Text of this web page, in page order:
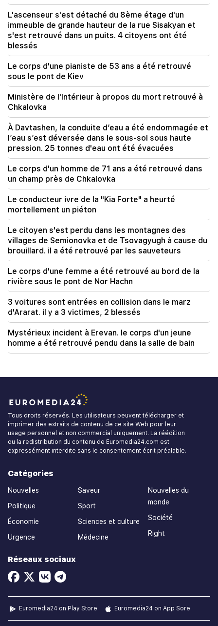
signes du zodiaque deviendront riches fin août
19:36
Un grand incendie dans l'un des immeubles de
grande hauteur de Sayat Nova. Les habitants ont
été évacués
Important
Le DDH juge irrecevable le rapport du CC
concernant Argam Abrahamyan
Recherché dans le cadre d'une procédure
pénale engagée
Rubio : Les États-Unis ont alloué 201 millions de
dollars au développement du TRIPP et du Middle
Corridor
L'ascenseur s'est détaché du 8ème étage d'un
immeuble de grande hauteur de la rue Sisakyan et
s'est retrouvé dans un puits. 4 citoyens ont été
blessés
Le corps d'une pianiste de 53 ans a été retrouvé
sous le pont de Kiev
Ministère de l'Intérieur à propos du mort retrouvé à
Chkalovka
À Davtashen, la conduite d’eau a été endommagée et
l’eau s’est déversée dans le sous-sol sous haute
pression. 25 tonnes d'eau ont été évacuées
Le corps d'un homme de 71 ans a été retrouvé dans
un champ près de Chkalovka
Le conducteur ivre de la "Kia Forte" a heurté
mortellement un piéton
Le citoyen s'est perdu dans les montagnes des
villages de Semionovka et de Tsovagyugh à cause du
brouillard. il a été retrouvé par les sauveteurs
Le corps d'une femme a été retrouvé au bord de la
rivière sous le pont de Nor Hachn
3 voitures sont entrées en collision dans le marz
d'Ararat. il y a 3 victimes, 2 blessés
Mystérieux incident à Erevan. le corps d'un jeune
homme a été retrouvé pendu dans la salle de bain
Tous droits réservés. Les utilisateurs peuvent télécharger et
imprimer des extraits de contenu de ce site Web pour leur
usage personnel et non commercial uniquement. La réédition
ou la redistribution du contenu de Euromedia24.com est
expressément interdite sans le consentement écrit préalable.
Catégories
Nouvelles
Politique
Économie
Urgence
Saveur
Sport
Sciences et culture
Médecine
Nouvelles du
monde
Société
Right
Réseaux sociaux
Euromedia24 on Play Store Euromedia24 on App Sore